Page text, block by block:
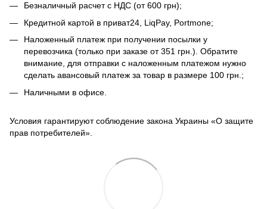
Безналичный расчет с НДС (от 600 грн);
Кредитной картой в приват24, LiqPay, Portmone;
Наложенный платеж при получении посылки у
перевозчика (только при заказе от 351 грн.). Обратите
внимание, для отправки с наложенным платежом нужно
сделать авансовый платеж за товар в размере 100 грн.;
Наличными в офисе.
Условия гарантируют соблюдение закона Украины «О защите
прав потребителей».